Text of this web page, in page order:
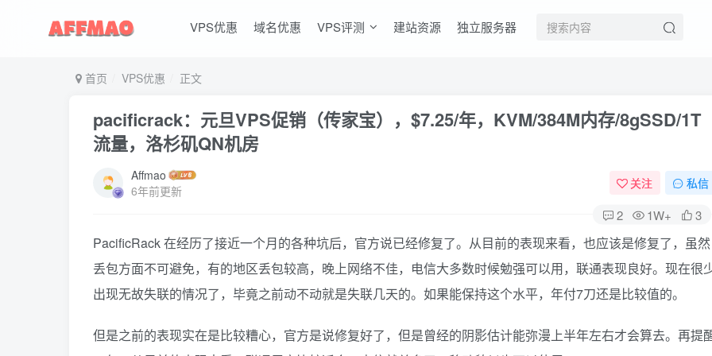
VPS优惠 域名优惠 VPS评测 建站资源 独立服务器
首页 VPS优惠 正文
pacificrack：元旦VPS促销（传家宝），$7.25/年，KVM/384M内存/8gSSD/1T
流量，洛杉矶QN机房
Affmao
6年前更新
关注 私信
2 1W+ 3
PacificRack 在经历了接近一个月的各种坑后，官方说已经修复了。从目前的表现来看，也应该是修复了，虽然
丢包方面不可避免，有的地区丢包较高，晚上网络不佳，电信大多数时候勉强可以用，联通表现良好。现在很
出现无故失联的情况了，毕竟之前动不动就是失联几天的。如果能保持这个水平，年付7刀还是比较值的。
但是之前的表现实在是比较糟心，官方是说修复好了，但是曾经的阴影估计能弥漫上半年左右才会算去。再提